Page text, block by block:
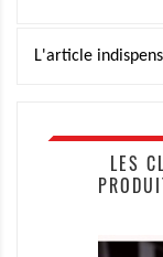
L'article
LES